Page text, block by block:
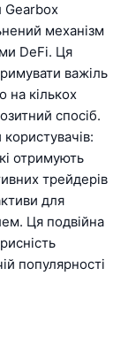
Gearbox
механізм
DeFi. Ця
важіль
на кількох
спосіб.
отримують
трейдерів
для
Ця подвійна
популярності